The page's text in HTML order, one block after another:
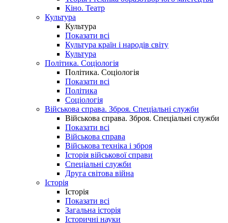
Кіно. Театр
Культура
Культура
Показати всі
Культура країн і народів світу
Культура
Політика. Соціологія
Політика. Соціологія
Показати всі
Політика
Соціологія
Військова справа. Зброя. Спеціальні служби
Військова справа. Зброя. Спеціальні служби
Показати всі
Військова справа
Військова техніка і зброя
Історія військової справи
Спеціальні служби
Друга світова війна
Історія
Історія
Показати всі
Загальна історія
Історичні науки